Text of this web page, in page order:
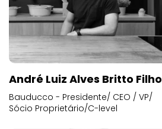
André Luiz Alves Britto Filho
Bauducco - Presidente/ CEO / VP/
Sócio Proprietário/C-level